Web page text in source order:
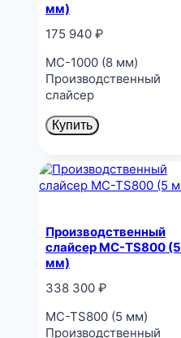
мм)
175 940 ₽
MC-1000 (8 мм)
Производственный
слайсер
Купить
Производственный
слайсер MC-TS800 (5
мм)
338 300 ₽
MC-TS800 (5 мм)
Производственный